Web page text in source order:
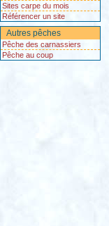
Sites carpe du mois
Référencer un site
Autres pêches
Pêche des carnassiers
Pêche au coup